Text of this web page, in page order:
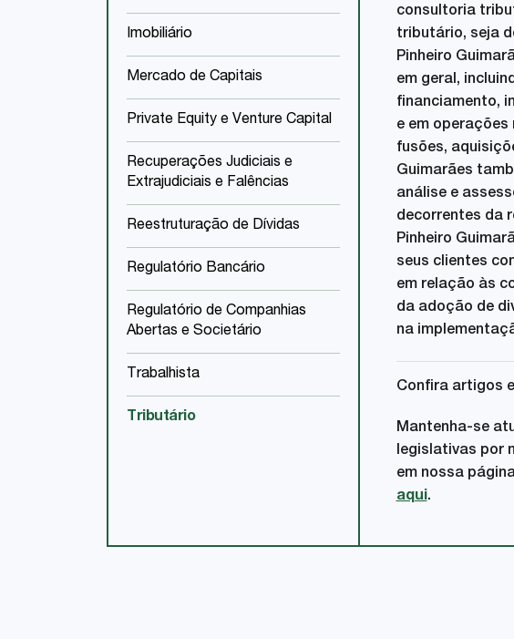
Imobiliário
Mercado de Capitais
Private Equity e Venture Capital
Recuperações Judiciais e
Extrajudiciais e Falências
Reestruturação de Dívidas
Regulatório Bancário
Regulatório de Companhias
Abertas e Societário
Trabalhista
Tributário
consultoria
tributário, seja
Pinheiro
em geral,
financiamento,
e em operações
fusões,
Guimarães
análise e
decorrentes da
Pinheiro
seus clientes
em relação às
da adoção de
na
Confira artigos
Mantenha-se
legislativas por
em nossa
aqui.